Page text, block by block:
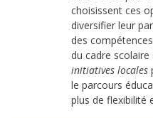
choisissent ces
diversifier leur
des
du cadre
initiatives locales
le parcours
plus de flexibilité